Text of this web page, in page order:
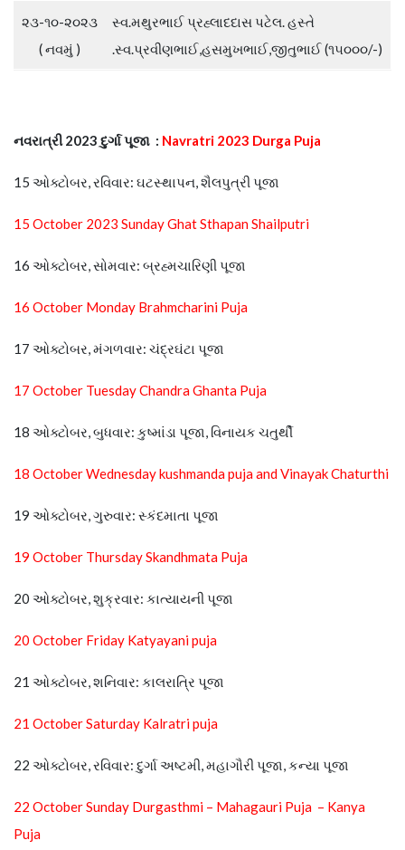
૨૩-૧૦-૨૦૨૩
( નવમું )
સ્વ.મથુરભાઈ પ્રહ્લાદદાસ પટેલ. હસ્તે
.સ્વ.પ્રવીણભાઈ,હસમુખભાઈ,જીતુભાઈ (૧૫૦૦૦/-)
નવરાત્રી 2023 દુર્ગા પૂજા : Navratri 2023 Durga Puja
15 ઓક્ટોબર, રવિવાર: ઘટસ્થાપન, શૈલપુત્રી પૂજા
15 October 2023 Sunday Ghat Sthapan Shailputri
16 ઓક્ટોબર, સોમવાર: બ્રહ્મચારિણી પૂજા
16 October Monday Brahmcharini Puja
17 ઓક્ટોબર, મંગળવાર: ચંદ્રઘંટા પૂજા
17 October Tuesday Chandra Ghanta Puja
18 ઓક્ટોબર, બુધવાર: કુષ્માંડા પૂજા, વિનાયક ચતુર્થી
18 October Wednesday kushmanda puja and Vinayak Chaturthi
19 ઓક્ટોબર, ગુરુવાર: સ્કંદમાતા પૂજા
19 October Thursday Skandhmata Puja
20 ઓક્ટોબર, શુક્રવાર: કાત્યાયની પૂજા
20 October Friday Katyayani puja
21 ઓક્ટોબર, શનિવાર: કાલરાત્રિ પૂજા
21 October Saturday Kalratri puja
22 ઓક્ટોબર, રવિવાર: દુર્ગા અષ્ટમી, મહાગૌરી પૂજા, કન્યા પૂજા
22 October Sunday Durgasthmi – Mahagauri Puja – Kanya
Puja